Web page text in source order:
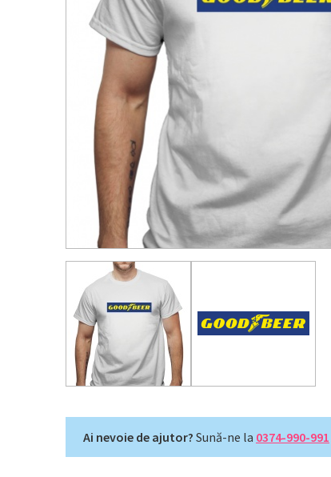
Ai nevoie de ajutor? Sună-ne la 0374-990-991